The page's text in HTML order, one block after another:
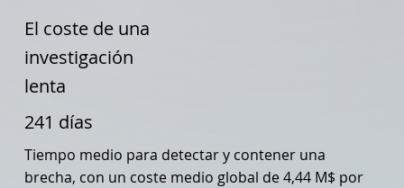
El coste de una
investigación
lenta
Tiempo medio para detectar y contener una
brecha, con un coste medio global de 4,44 M$ por
241 días